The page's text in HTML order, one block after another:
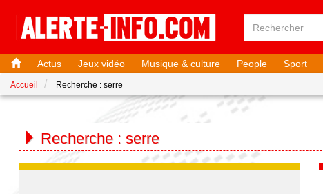
Actus Jeux vidéo Musique & culture People Sport
Accueil Recherche : serre
Recherche :serre